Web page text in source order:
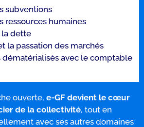
subventions
ressources humaines
la dette
la passation des marchés
dématérialisés avec le comptable
ouverte, e-GF devient le cœur
de la collectivité, tout en
avec ses autres domaines